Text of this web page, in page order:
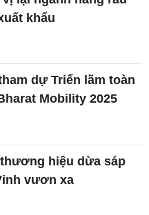
khẩu
dự Triển lãm toàn
Mobility 2025
hiệu dừa sáp
vươn xa